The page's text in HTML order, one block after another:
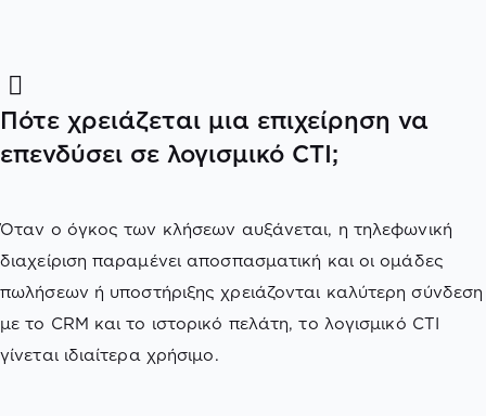
Πότε χρειάζεται μια επιχείρηση να
επενδύσει σε λογισμικό CTI;
Όταν ο όγκος των κλήσεων αυξάνεται, η τηλεφωνική
διαχείριση παραμένει αποσπασματική και οι ομάδες
πωλήσεων ή υποστήριξης χρειάζονται καλύτερη σύνδεση
με το CRM και το ιστορικό πελάτη, το λογισμικό CTI
γίνεται ιδιαίτερα χρήσιμο.